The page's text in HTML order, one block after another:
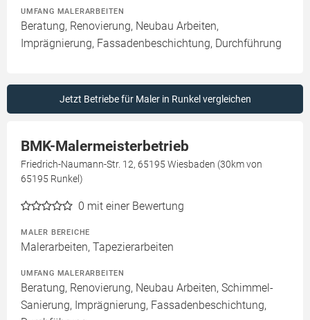
UMFANG MALERARBEITEN
Beratung, Renovierung, Neubau Arbeiten,
Imprägnierung, Fassadenbeschichtung, Durchführung
Jetzt Betriebe für Maler in Runkel vergleichen
BMK-Malermeisterbetrieb
Friedrich-Naumann-Str. 12, 65195 Wiesbaden (30km von
65195 Runkel)
0 mit einer Bewertung
MALER BEREICHE
Malerarbeiten, Tapezierarbeiten
UMFANG MALERARBEITEN
Beratung, Renovierung, Neubau Arbeiten, Schimmel-
Sanierung, Imprägnierung, Fassadenbeschichtung,